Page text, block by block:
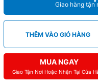
Giao hàng tận
THÊM VÀO GIỎ HÀNG
MUA NGAY
Giao Tận Nơi Hoặc Nhận Tại Cửa